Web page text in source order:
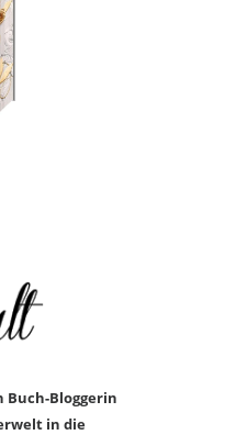
Buch-Bloggerin
in die